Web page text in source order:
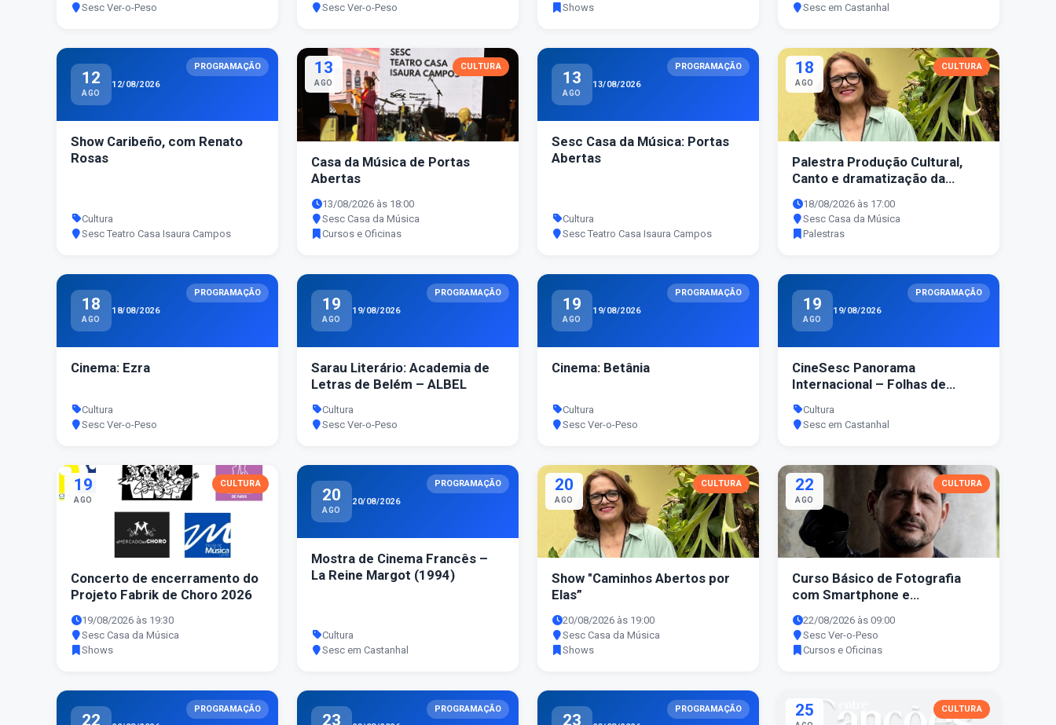
Sesc Ver-o-Peso
Sesc Ver-o-Peso
Shows
Sesc em Castanhal
12
AGO
12/08/2026
PROGRAMAÇÃO
Show Caribeño, com Renato
Rosas
Cultura
Sesc Teatro Casa Isaura Campos
13
AGO
CULTURA
Casa da Música de Portas
Abertas
13/08/2026 às 18:00
Sesc Casa da Música
Cursos e Oficinas
13
AGO
13/08/2026
PROGRAMAÇÃO
Sesc Casa da Música: Portas
Abertas
Cultura
Sesc Teatro Casa Isaura Campos
18
AGO
CULTURA
Palestra Produção Cultural,
Canto e dramatização da
18/08/2026 às 17:00
Sesc Casa da Música
Palestras
18
AGO
18/08/2026
PROGRAMAÇÃO
Cinema: Ezra
Cultura
Sesc Ver-o-Peso
19
AGO
19/08/2026
PROGRAMAÇÃO
Sarau Literário: Academia de
Letras de Belém – ALBEL
Cultura
Sesc Ver-o-Peso
19
AGO
19/08/2026
PROGRAMAÇÃO
Cinema: Betânia
Cultura
Sesc Ver-o-Peso
19
AGO
19/08/2026
PROGRAMAÇÃO
CineSesc Panorama
Internacional – Folhas de
Cultura
Sesc em Castanhal
19
AGO
CULTURA
Concerto de encerramento do
Projeto Fabrik de Choro 2026
19/08/2026 às 19:30
Sesc Casa da Música
Shows
20
AGO
20/08/2026
PROGRAMAÇÃO
Mostra de Cinema Francês –
La Reine Margot (1994)
Cultura
Sesc em Castanhal
20
AGO
CULTURA
Show "Caminhos Abertos por
Elas”
20/08/2026 às 19:00
Sesc Casa da Música
Shows
22
AGO
CULTURA
Curso Básico de Fotografia
com Smartphone e
de Arquivos Digitais com
Oswaldo Forte
22/08/2026 às 09:00
Sesc Ver-o-Peso
Cursos e Oficinas
22
PROGRAMAÇÃO
23
PROGRAMAÇÃO
23
PROGRAMAÇÃO 25 CULTURA